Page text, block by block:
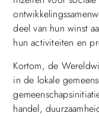
deel van hun winst
hun activiteiten en
Kortom, de
in de lokale
handel,